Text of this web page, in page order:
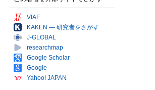
VIAF
KAKEN — 研究者をさがす
J-GLOBAL
researchmap
Google Scholar
Google
Yahoo! JAPAN